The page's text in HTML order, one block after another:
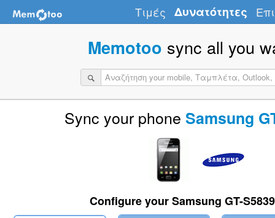
Τιμές Δυνατότητες
Memotoo sync all you
Sync your phone Samsung
Configure your Samsung GT-